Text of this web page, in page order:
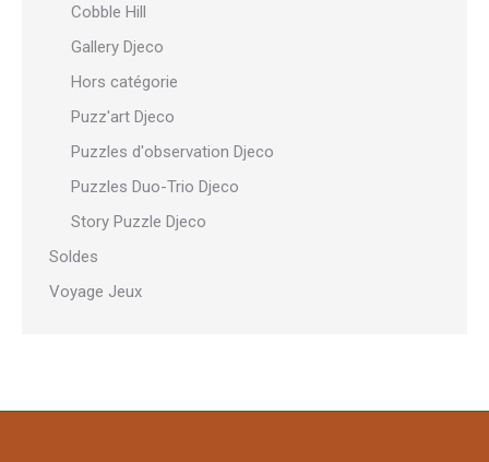
Cobble Hill
Gallery Djeco
Hors catégorie
Puzz'art Djeco
Puzzles d'observation Djeco
Puzzles Duo-Trio Djeco
Story Puzzle Djeco
Soldes
Voyage Jeux